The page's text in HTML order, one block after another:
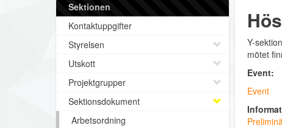
Sektionen
Kontaktuppgifter
Styrelsen
Utskott
Projektgrupper
Sektionsdokument
Arbetsordning
Y-
mötet
Event:
Event